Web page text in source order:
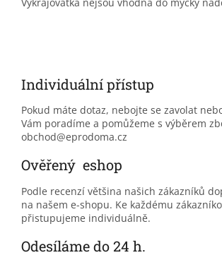
Individuální přístup
Pokud máte dotaz, nebojte se zavolat
Vám poradíme a pomůžeme s výběrem
obchod@eprodoma.cz
Ověřený eshop
Podle recenzí většina našich zákazníků
na našem e-shopu. Ke každému
přistupujeme individuálně.
Odesíláme do 24 h.